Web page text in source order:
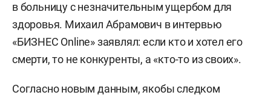
в больницу с незначительным ущербом для
здоровья. Михаил Абрамович в интервью
«БИЗНЕС Online» заявлял: если кто и хотел его
смерти, то не конкуренты, а «кто-то из своих».
Согласно новым данным, якобы следком